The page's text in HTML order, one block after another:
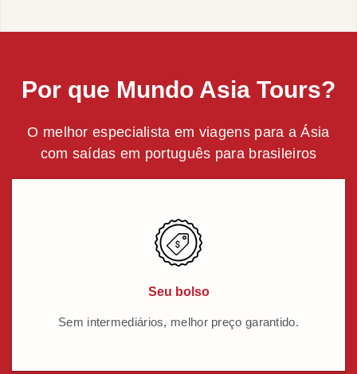
Por que Mundo Asia Tours?
O melhor especialista em viagens para a Ásia
com saídas em português para brasileiros
Seu bolso
Sem intermediários, melhor preço garantido.